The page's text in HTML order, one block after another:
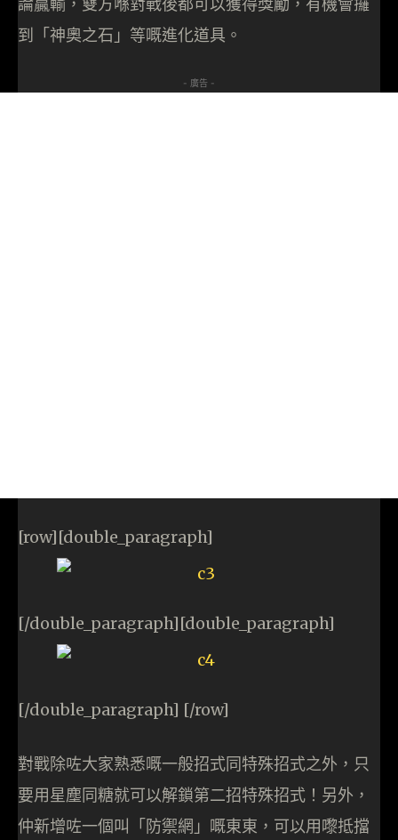
論贏輸，雙方喺對戰後都可以獲得獎勵，有機會攞
到「神奧之石」等嘅進化道具。
- 廣告 -
[row][double_paragraph]
[/double_paragraph][double_paragraph]
[/double_paragraph] [/row]
對戰除咗大家熟悉嘅一般招式同特殊招式之外，只
要用星塵同糖就可以解鎖第二招特殊招式！另外，
仲新增咗一個叫「防禦網」嘅東東，可以用嚟抵擋